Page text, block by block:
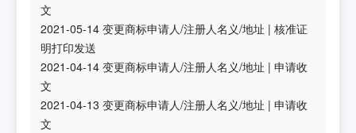
文
2021-05-14 变更商标申请人/注册人名义/地址 |核准证
明打印发送
2021-04-14 变更商标申请人/注册人名义/地址 |申请收
文
2021-04-13 变更商标申请人/注册人名义/地址 |申请收
文